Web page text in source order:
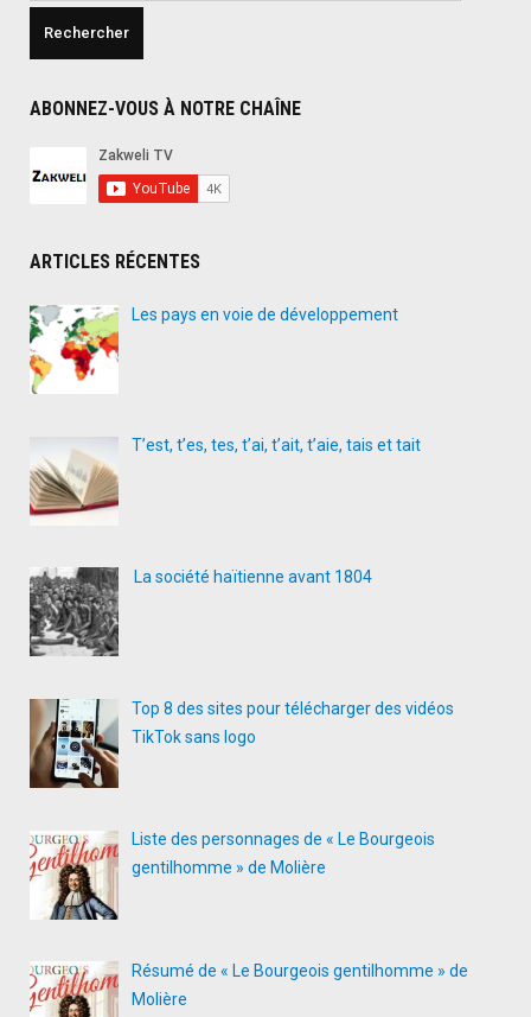
ABONNEZ-VOUS À NOTRE CHAÎNE
ARTICLES RÉCENTES
Les pays en voie de développement
T’est, t’es, tes, t’ai, t’ait, t’aie, tais et tait
La société haïtienne avant 1804
Top 8 des sites pour télécharger des vidéos
TikTok sans logo
Liste des personnages de « Le Bourgeois
gentilhomme » de Molière
Résumé de « Le Bourgeois gentilhomme » de
Molière